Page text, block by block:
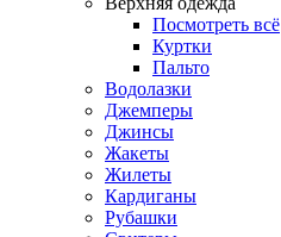
Посмотреть всё
Куртки
Пальто
Водолазки
Джемперы
Джинсы
Жакеты
Жилеты
Кардиганы
Рубашки